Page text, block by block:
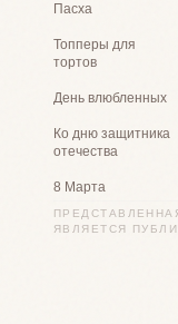
Пасха
Топперы для
тортов
День влюбленных
Ко дню защитника
отечества
8 Марта
ЯВЛЯЕТСЯ